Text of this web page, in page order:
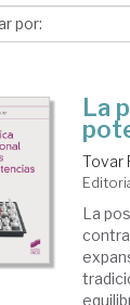
La
Tovar
La